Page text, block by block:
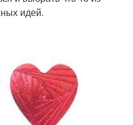
идей.